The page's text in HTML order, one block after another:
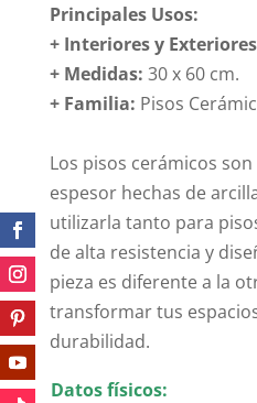
Principales Usos:
+ Interiores y
+ Medidas: 30 x 60 cm.
+ Familia: Pisos
Los pisos cerámicos
espesor hechas de
utilizarla tanto para
de alta resistencia y
pieza es diferente a la
transformar tus
durabilidad.
Datos físicos: